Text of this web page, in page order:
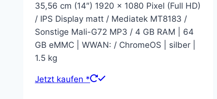
35,56 cm (14″) 1920 x 1080 Pixel (Full HD)
/ IPS Display matt / Mediatek MT8183 /
Sonstige Mali-G72 MP3 / 4 GB RAM | 64
GB eMMC | WWAN: / ChromeOS | silber |
1.5 kg
Jetzt kaufen *